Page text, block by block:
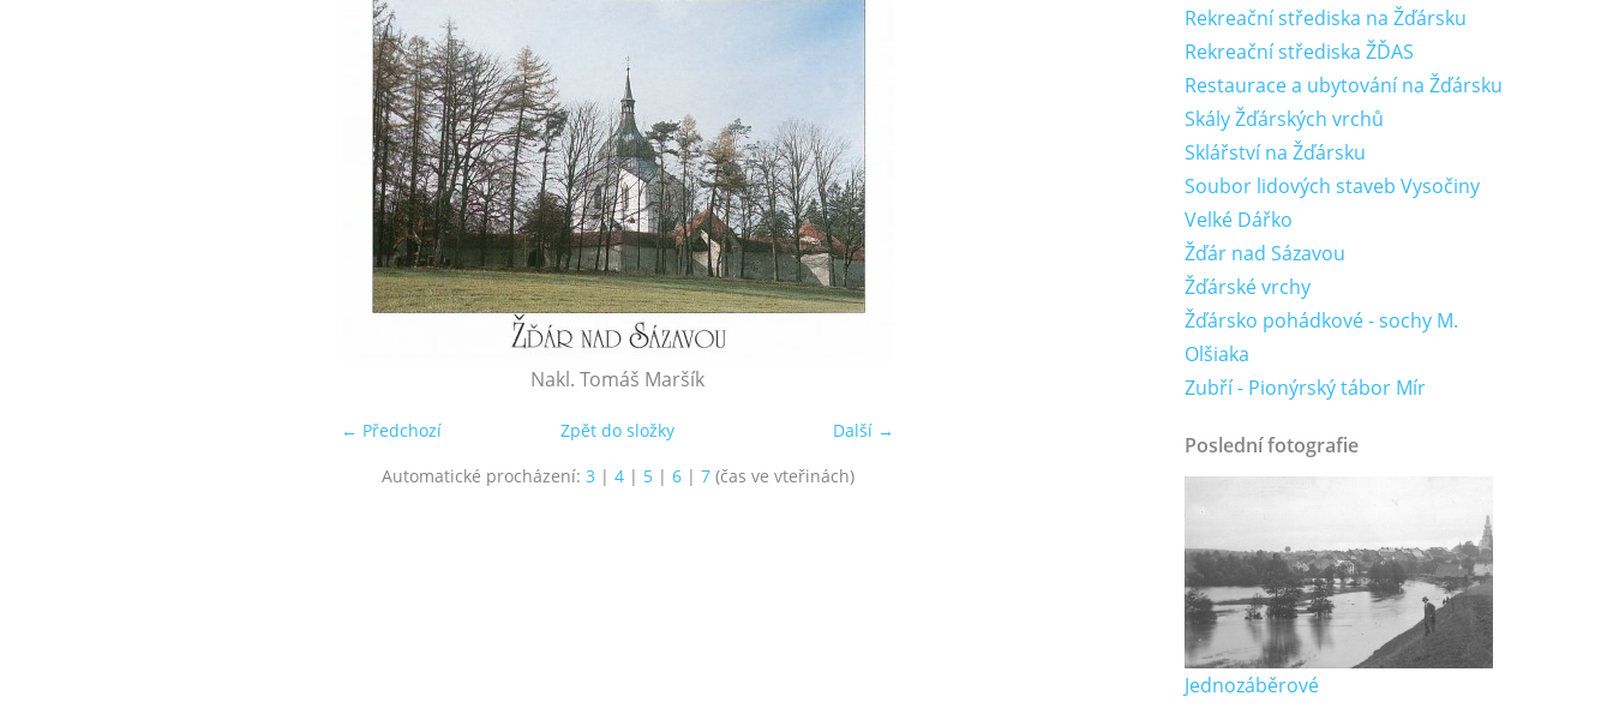
Nakl. Tomáš Maršík
← Předchozí Další →
Zpět do složky
Automatické procházení: 3 | 4| 5| 6| 7(čas ve vteřinách)
Rekreační střediska na Žďársku
Rekreační střediska ŽĎAS
Restaurace a ubytování na Žďársku
Skály Žďárských vrchů
Sklářství na Žďársku
Soubor lidových staveb Vysočiny
Velké Dářko
Žďár nad Sázavou
Žďárské vrchy
Žďársko pohádkové - sochy M.
Olšiaka
Zubří - Pionýrský tábor Mír
Poslední fotografie
Jednozáběrové